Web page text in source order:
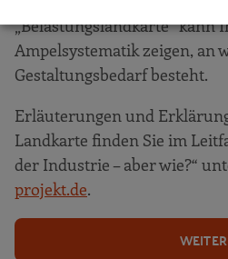
vom Einzelfall lernen
1. Schritt:
3. Schritt: Ursachen
4. Schritt: Die
einschätzen
5. Schritt:
„Belastungslandkarte“ kann
Ampelsystematik zeigen, an
Gestaltungsbedarf besteht.
Erläuterungen und
Landkarte finden Sie im
der Industrie – aber wie?“
projekt.de.
WEITER